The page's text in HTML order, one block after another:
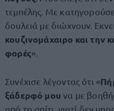
τεμπέλης. Με
δουλειά με διώχνουν.
κουζινομάχαιρο και την
φορές».
Συνέχισε λέγοντας ότι «
ξάδερφό μου να με
από το σπίτι, γιατί δεν